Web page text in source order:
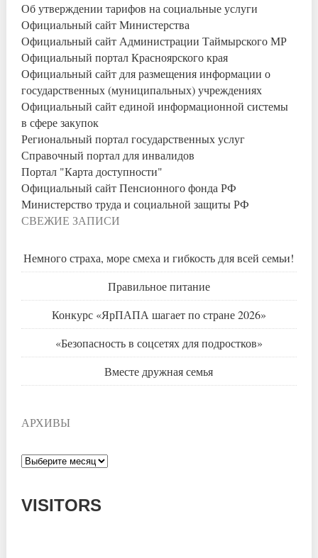
Об утверждении тарифов на социальные услуги
Официальный сайт Министерства
Официальный сайт Администрации Таймырского МР
Официальный портал Красноярского края
Официальный сайт для размещения информации о
государственных (муниципальных) учреждениях
Официальный сайт единой информационной системы
в сфере закупок
Региональный портал государственных услуг
Справочный портал для инвалидов
Портал "Карта доступности"
Официальный сайт Пенсионного фонда РФ
Министерство труда и социальной защиты РФ
СВЕЖИЕ ЗАПИСИ
Немного страха, море смеха и гибкость для всей семьи!
Правильное питание
Конкурс «ЯрПАПА шагает по стране 2026»
«Безопасность в соцсетях для подростков»
Вместе дружная семья
АРХИВЫ
Архивы
VISITORS